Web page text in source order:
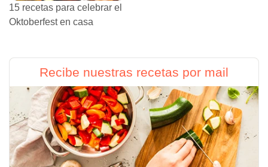
15 recetas para celebrar el
Oktoberfest en casa
Recibe nuestras recetas por mail